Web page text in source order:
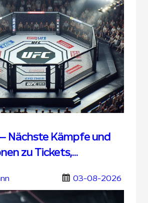
Nächste Kämpfe und
zu Tickets,
03-08-2026